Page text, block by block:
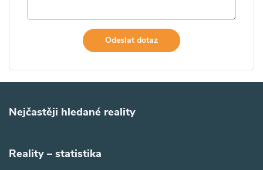
Odeslat dotaz
Nejčastěji hledané reality
Reality – statistika